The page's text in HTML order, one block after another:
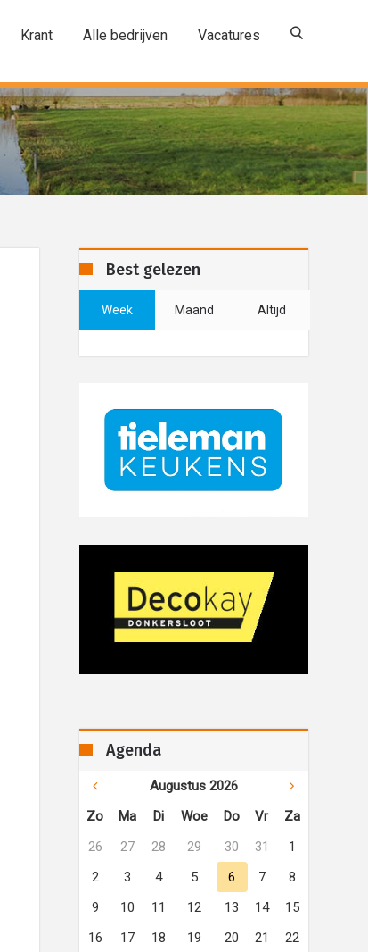
Krant Alle bedrijven Vacatures
Best gelezen
Week Maand Altijd
Agenda
Augustus 2026
Zo
Ma Di Woe Do Vr
Za
26
27 28 29 30 31
1
2
3 4 5 6 7
8
9
10 11 12 13 14
15
16
17 18 19 20 21
22